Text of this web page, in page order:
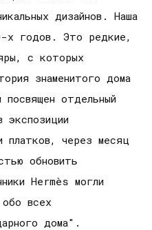
дизайнов. Наша
х годов. Это редкие,
с которых
знаменитого дома
отдельный
платков, через месяц
обновить
Hermès могли
обо всех
дома".